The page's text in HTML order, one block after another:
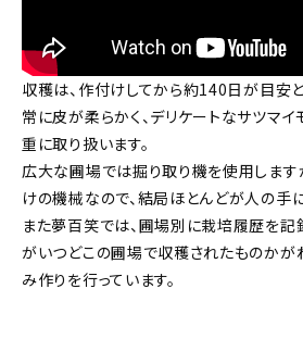
収穫は、作付けしてから約140日が目安
常に皮が柔らかく、デリケートなサツマ
重に取り扱います。
広大な圃場では掘り取り機を使用します
けの機械なので、結局ほとんどが人の手
また夢百笑では、圃場別に栽培履歴を記
がいつどこの圃場で収穫されたものかが
み作りを行っています。